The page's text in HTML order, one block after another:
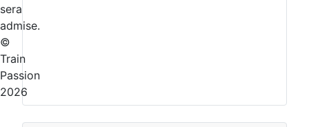
sera
admise.
©
Train
Passion
2026